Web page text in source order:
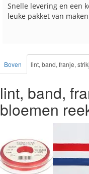
Ga er weer
Boven lint, band, franje,
lint, band,
bloemen